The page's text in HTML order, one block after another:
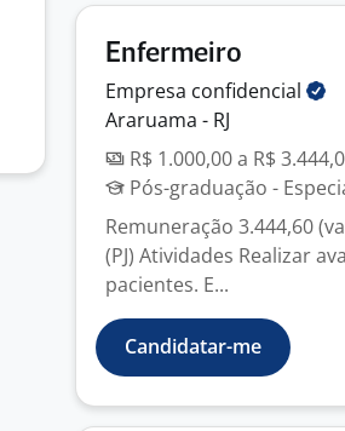
Enfermeiro
Empresa confidencial
Araruama - RJ
R$ 1.000,00 a R$
Pós-graduação -
Remuneração 3.444,60
(PJ) Atividades Realizar
pacientes. E...
Candidatar-me